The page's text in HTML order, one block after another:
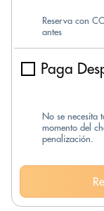
Reserva con
antes
Paga
No se necesita
momento del
penalización.